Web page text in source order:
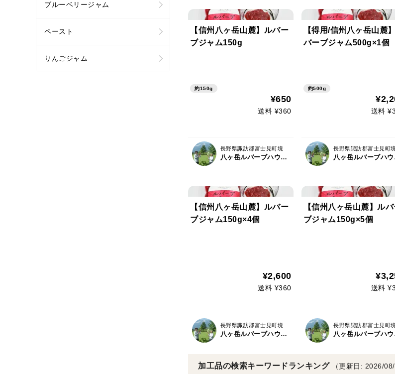
【信州八ヶ岳山麓】ルバー
ブジャム150g
約150g
¥650
送料 ¥360
長野県諏訪郡富士見町境
八ヶ岳ルバーブハウス/ハコブネプロジェクト
【得用/信州八ヶ岳山麓
バーブジャム500g×1個
約500g
送料
長野県諏訪郡富士見町
八
【信州八ヶ岳山麓】ルバー
ブジャム150g×4個
¥2,600
送料 ¥360
長野県諏訪郡富士見町境
八ヶ岳ルバーブハウス/ハコブネプロジェクト
【信州八ヶ岳山麓】ル
ブジャム150g×5個
送料
長野県諏訪郡富士見町境
八
加工品の検索キーワードランキング （更新日: 2026/08/
ブルーベリージャム
ペースト
りんごジャム